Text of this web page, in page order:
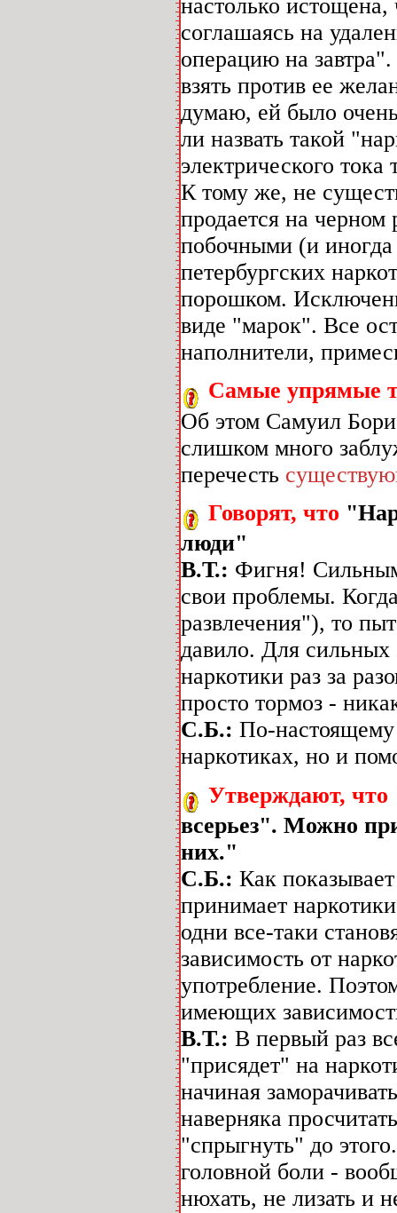
настолько
соглашаясь на
операцию на
взять против ее
думаю, ей было
ли назвать такой
электрического тока
К тому же, не
продается на черном
побочными (и
петербургских
порошком.
виде "марок". Все
наполнители,
Самые упрямые
Об этом Самуил
слишком много
перечесть
Говорят, что
люди"
В.Т.: Фигня!
свои проблемы.
развлечения"), то
давило. Для сильных
наркотики раз за
просто тормоз -
С.Б.: По-
наркотиках, но и
Утверждают, что
всерьез". Можно
них."
С.Б.: Как
принимает
одни все-таки
зависимость от
употребление.
имеющих
В.Т.: В первый раз
"присядет" на
начиная
наверняка
"спрыгнуть" до
головной боли -
нюхать, не лизать и